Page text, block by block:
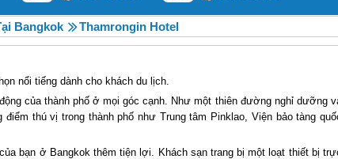
Bangkok Thamrongin Hotel
nổi tiếng dành cho khách du lịch.
của thành phố ở mọi góc cạnh. Như một thiên đường nghỉ dưỡng
thú vị trong thành phố như Trung tâm Pinklao, Viện bảo tàng
bạn ở Bangkok thêm tiện lợi. Khách sạn trang bị một loạt thiết bị